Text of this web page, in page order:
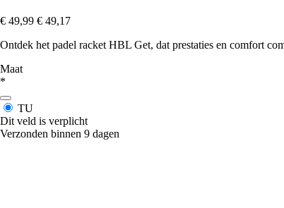
€ 49,99 € 49,17
Ontdek het padel racket HBL Get, dat prestaties en comfort
Maat
*
TU
Dit veld is verplicht
Verzonden binnen 9 dagen